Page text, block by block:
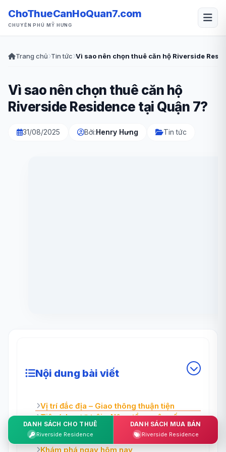
ChoThueCanHoQuan7.com
CHUYÊN PHÚ MỸ HƯNG
Trang chủ Tin tức Vì sao nên chọn thuê căn hộ Riverside
Vì sao nên chọn thuê căn hộ
Riverside Residence tại Quận 7?
31/08/2025 Bởi:Henry Hưng Tin tức
Nội dung bài viết
Vị trí đắc địa – Giao thông thuận tiện
Tiện ích vượt trội – Nâng tầm cuộc sống
Sống ven sông – Phong cách sống đẳng
cấp
Khám phá ngay hôm nay
DANH SÁCH CHO THUÊ
Riverside Residence
DANH SÁCH MUA BÁN
Riverside Residence